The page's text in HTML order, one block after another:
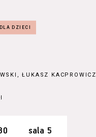
ŁUKASZ KACPROWICZ
sala 5